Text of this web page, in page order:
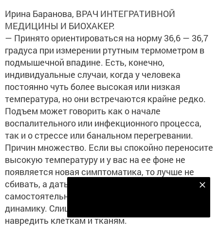
Ирина Баранова, ВРАЧ ИНТЕГРАТИВНОЙ
МЕДИЦИНЫ И БИОХАКЕР:
— Принято ориентироваться на норму 36,6 — 36,7
градуса при измерении ртутным термометром в
подмышечной впадине. Есть, конечно,
индивидуальные случаи, когда у человека
постоянно чуть более высокая или низкая
температура, но они встречаются крайне редко.
Подъем может говорить как о начале
воспалительного или инфекционного процесса,
так и о стрессе или банальном перегревании.
Причин множество. Если вы спокойно переносите
высокую температуру и у вас на ее фоне не
появляется новая симптоматика, то лучше не
сбивать, а дать иммунитету поработать
самостоятельно. Но обязательно отслеживайте
динамику. Слишком высокая температура может
навредить клеткам и тканям.